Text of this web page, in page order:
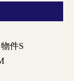
件S